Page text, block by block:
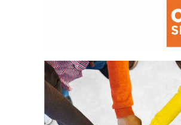
La prévention des conflits
d’intérêts
18 septembre 2023
FEUILLETER